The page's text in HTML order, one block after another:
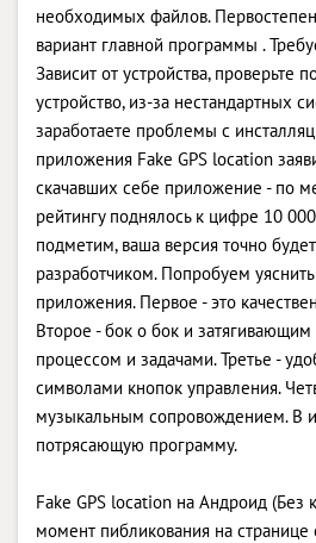
необходимых файлов.
вариант главной программы .
Зависит от устройства, проверьте
устройство, из-за нестандартных
заработаете проблемы с
приложения Fake GPS location
скачавших себе приложение - по
рейтингу поднялось к цифре 10
подметим, ваша версия точно
разработчиком. Попробуем
приложения. Первое - это
Второе - бок о бок и
процессом и задачами. Третье -
символами кнопок управления.
музыкальным сопровождением. В
потрясающую программу.
Fake GPS location на Андроид (Без
момент пибликования на